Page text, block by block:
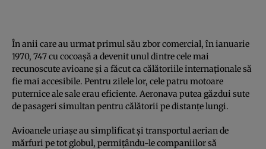
În anii care au urmat primul său zbor comercial, în ianuarie
1970, 747 cu cocoașă a devenit unul dintre cele mai
recunoscute avioane și a făcut ca călătoriile internaționale să
fie mai accesibile. Pentru zilele lor, cele patru motoare
puternice ale sale erau eficiente. Aeronava putea găzdui sute
de pasageri simultan pentru călătorii pe distanțe lungi.
Avioanele uriașe au simplificat și transportul aerian de
mărfuri pe tot globul, permițându-le companiilor să